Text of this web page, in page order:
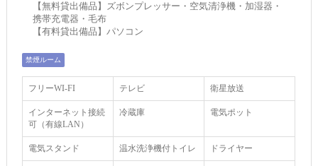
【無料貸出備品】ズボンプレッサー・空気清浄機・加湿器・
携帯充電器・毛布
【有料貸出備品】パソコン
禁煙ルーム
フリーWI‐FI テレビ 衛星放送
インターネット接続
可（有線LAN）
冷蔵庫 電気ポット
電気スタンド 温水洗浄機付トイレ ドライヤー